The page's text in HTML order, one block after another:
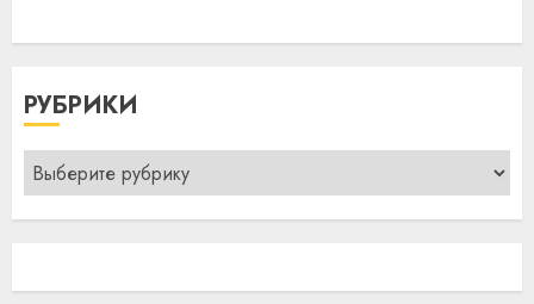
РУБРИКИ
Рубрики